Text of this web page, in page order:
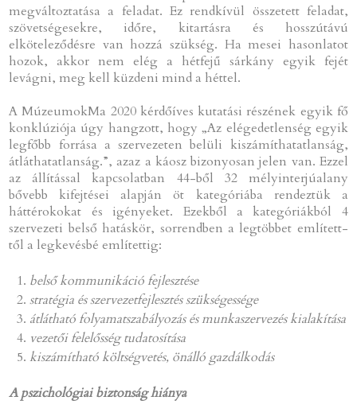
megváltoztatása a feladat. Ez rendkívül összetett feladat,
szövetségesekre, időre, kitartásra és hosszútávú
elköteleződésre van hozzá szükség. Ha mesei hasonlatot
hozok, akkor nem elég a hétfejű sárkány egyik fejét
levágni, meg kell küzdeni mind a héttel.
A MúzeumokMa 2020 kérdőíves kutatási részének egyik fő
konklúziója úgy hangzott, hogy „Az elégedetlenség egyik
legfőbb forrása a szervezeten belüli kiszámíthatatlanság,
átláthatatlanság.”, azaz a káosz bizonyosan jelen van. Ezzel
az állítással kapcsolatban 44-ből 32 mélyinterjúalany
bővebb kifejtései alapján öt kategóriába rendeztük a
háttérokokat és igényeket. Ezekből a kategóriákból 4
szervezeti belső hatáskör, sorrendben a legtöbbet említett-
től a legkevésbé említettig:
belső kommunikáció fejlesztése
stratégia és szervezetfejlesztés szükségessége
átlátható folyamatszabályozás és munkaszervezés kialakítása
vezetői felelősség tudatosítása
kiszámítható költségvetés, önálló gazdálkodás
A pszichológiai biztonság hiánya